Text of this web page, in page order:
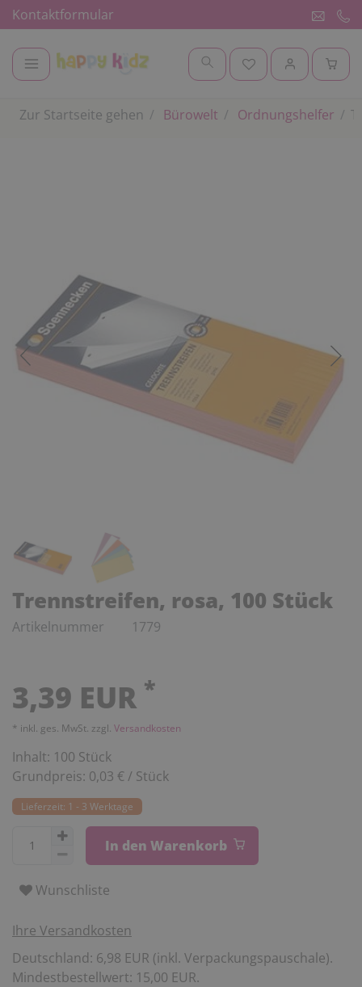
Kontaktformular
Zur Startseite gehen Bürowelt Ordnungshelfer
Trennstreifen, rosa, 100 Stück
Artikelnummer 1779
3,39 EUR *
* inkl. ges. MwSt. zzgl. Versandkosten
Inhalt: 100 Stück
Grundpreis: 0,03 € / Stück
Lieferzeit: 1 - 3 Werktage
In den Warenkorb
Wunschliste
Ihre Versandkosten
Deutschland: 6,98 EUR (inkl. Verpackungspauschale).
Mindestbestellwert: 15,00 EUR.